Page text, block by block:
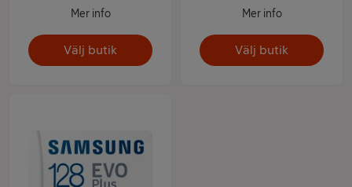
Mer info
Välj butik
Mer info
Välj butik